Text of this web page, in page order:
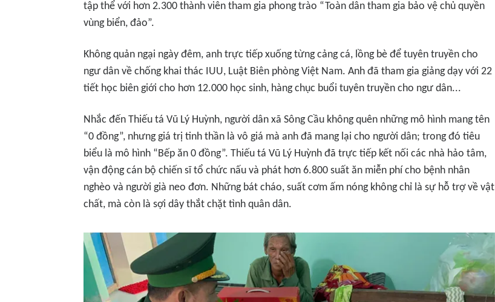
tập thể với hơn 2.300 thành viên tham gia phong trào “Toàn dân tham gia bảo vệ chủ quyền
vùng biển, đảo”.
Không quản ngại ngày đêm, anh trực tiếp xuống từng cảng cá, lồng bè để tuyên truyền cho
ngư dân về chống khai thác IUU, Luật Biên phòng Việt Nam. Anh đã tham gia giảng dạy với 22
tiết học biên giới cho hơn 12.000 học sinh, hàng chục buổi tuyên truyền cho ngư dân...
Nhắc đến Thiếu tá Vũ Lý Huỳnh, người dân xã Sông Cầu không quên những mô hình mang tên
“0 đồng”, nhưng giá trị tinh thần là vô giá mà anh đã mang lại cho người dân; trong đó tiêu
biểu là mô hình “Bếp ăn 0 đồng”. Thiếu tá Vũ Lý Huỳnh đã trực tiếp kết nối các nhà hảo tâm,
vận động cán bộ chiến sĩ tổ chức nấu và phát hơn 6.800 suất ăn miễn phí cho bệnh nhân
nghèo và người già neo đơn. Những bát cháo, suất cơm ấm nóng không chỉ là sự hỗ trợ về vật
chất, mà còn là sợi dây thắt chặt tình quân dân.